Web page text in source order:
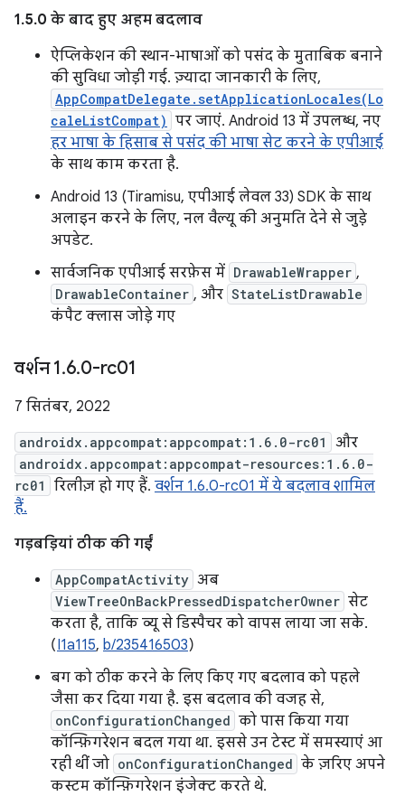
1.5.0 के बाद हुए अहम बदलाव
ऐप्लिकेशन की स्थान-भाषाओं को पसंद के मुताबिक बनाने
की सुविधा जोड़ी गई. ज़्यादा जानकारी के लिए,
AppCompatDelegate.setApplicationLocales(Lo
caleListCompat) पर जाएं. Android 13 में उपलब्ध, नए
हर भाषा के हिसाब से पसंद की भाषा सेट करने के एपीआई
के साथ काम करता है.
Android 13 (Tiramisu, एपीआई लेवल 33) SDK के साथ
अलाइन करने के लिए, नल वैल्यू की अनुमति देने से जुड़े
अपडेट.
सार्वजनिक एपीआई सरफ़ेस में DrawableWrapper ,
DrawableContainer , और StateListDrawable
कंपैट क्लास जोड़े गए
वर्शन 1.6.0-rc01
7 सितंबर, 2022
androidx.appcompat:appcompat:1.6.0-rc01 और
androidx.appcompat:appcompat-resources:1.6.0-
rc01
रिलीज़ हो गए हैं. वर्शन 1.6.0-rc01 में ये बदलाव शामिल
हैं.
गड़बड़ियां ठीक की गईं
AppCompatActivity अब
ViewTreeOnBackPressedDispatcherOwner सेट
करता है, ताकि व्यू से डिस्पैचर को वापस लाया जा सके.
(I1a115, b/235416503)
बग को ठीक करने के लिए किए गए बदलाव को पहले
जैसा कर दिया गया है. इस बदलाव की वजह से,
onConfigurationChanged को पास किया गया
कॉन्फ़िगरेशन बदल गया था. इससे उन टेस्ट में समस्याएं आ
रही थीं जो onConfigurationChanged के ज़रिए अपने
कस्टम कॉन्फ़िगरेशन इंजेक्ट करते थे.